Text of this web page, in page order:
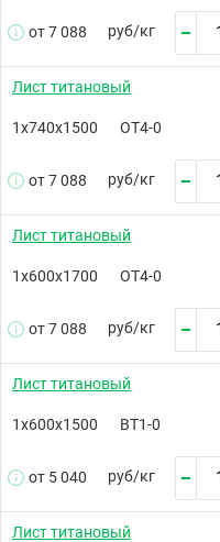
от 7 088 руб/кг
Лист титановый
1х740х1500 ОТ4-0
от 7 088 руб/кг
Лист титановый
1х600х1700 ОТ4-0
от 7 088 руб/кг
Лист титановый
1х600х1500 ВТ1-0
от 5 040 руб/кг
Лист титановый